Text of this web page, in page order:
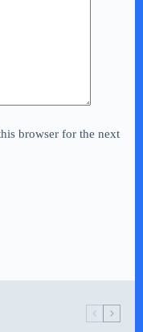
browser for the next